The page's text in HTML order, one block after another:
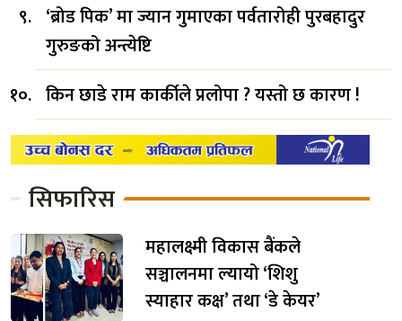
‘ब्रोड पिक’ मा ज्यान गुमाएका पर्वतारोही पुरबहादुर
गुरुङको अन्त्येष्टि
किन छाडे राम कार्कीले प्रलोपा ? यस्तो छ कारण !
सिफारिस
महालक्ष्मी विकास बैंकले
सञ्चालनमा ल्यायो ‘शिशु
स्याहार कक्ष’ तथा ‘डे केयर’